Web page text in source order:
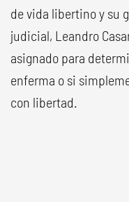
de vida libertino y su
judicial, Leandro
asignado para
enferma o si
con libertad.